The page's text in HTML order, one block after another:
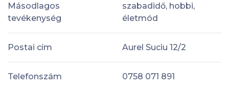
Másodlagos
tevékenység
szabadidő, hobbi,
életmód
Postai cím Aurel Suciu 12/2
Telefonszám 0758 071 891